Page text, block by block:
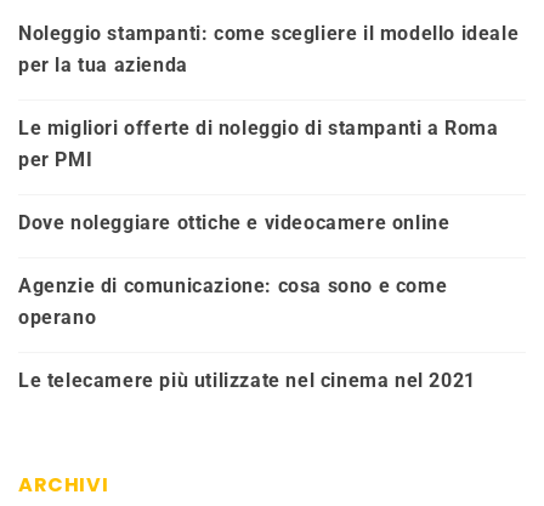
Noleggio stampanti: come scegliere il modello ideale
per la tua azienda
Le migliori offerte di noleggio di stampanti a Roma
per PMI
Dove noleggiare ottiche e videocamere online
Agenzie di comunicazione: cosa sono e come
operano
Le telecamere più utilizzate nel cinema nel 2021
ARCHIVI